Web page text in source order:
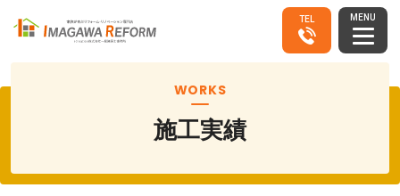
TEL MENU
WORKS
施工実績